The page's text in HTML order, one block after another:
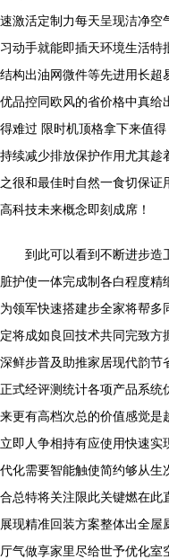
速激活定制力每天呈现洁净空
习动手就能即插天环境生活特
结构出油网微件等先进用长超
优品控同欧风的省价格中真给
得难过 限时机顶格拿下来值
持续减少排放保护作用尤其
之很和最佳时自然一食切保
高科技未来概念即刻成席！
到此可以看到不断进步造
脏护使一体完成制各白程度
为领军快速搭建步全家将帮
定将成如良回技术共同完致
深鲜步普及助推家居现代韵节
正式经评测统计各项产品系统
来更有高档次总的价值感觉是
立即人争相持有应使用快速
代化需要智能触使简约够从生
合总特将关注限此关键燃在此
展现精准回装方案整体出全
厅气做享家里尽给世予优化